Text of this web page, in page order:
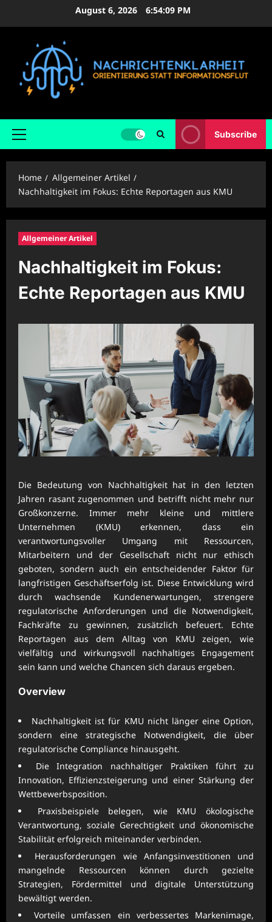
August 6, 2026 6:54:11 PM
Primary
Subscribe
Home
Allgemeiner Artikel
Nachhaltigkeit im Fokus: Echte Reportagen aus KMU
Allgemeiner Artikel
Nachhaltigkeit im Fokus:
Echte Reportagen aus KMU
Die Bedeutung von Nachhaltigkeit hat in den letzten
Jahren rasant zugenommen und betrifft nicht mehr nur
Großkonzerne. Immer mehr kleine und mittlere
Unternehmen (KMU) erkennen, dass ein
verantwortungsvoller Umgang mit Ressourcen,
Mitarbeitern und der Gesellschaft nicht nur ethisch
geboten, sondern auch ein entscheidender Faktor für
langfristigen Geschäftserfolg ist. Diese Entwicklung wird
durch wachsende Kundenerwartungen, strengere
regulatorische Anforderungen und die Notwendigkeit,
Fachkräfte zu gewinnen, zusätzlich befeuert. Echte
Reportagen aus dem Alltag von KMU zeigen, wie
vielfältig und wirkungsvoll nachhaltiges Engagement
sein kann und welche Chancen sich daraus ergeben.
Overview
Nachhaltigkeit ist für KMU nicht länger eine Option,
sondern eine strategische Notwendigkeit, die über
regulatorische Compliance hinausgeht.
Die Integration nachhaltiger Praktiken führt zu
Innovation, Effizienzsteigerung und einer Stärkung der
Wettbewerbsposition.
Praxisbeispiele belegen, wie KMU ökologische
Verantwortung, soziale Gerechtigkeit und ökonomische
Stabilität erfolgreich miteinander verbinden.
Herausforderungen wie Anfangsinvestitionen und
mangelnde Ressourcen können durch gezielte
Strategien, Fördermittel und digitale Unterstützung
bewältigt werden.
Vorteile umfassen ein verbessertes Markenimage,